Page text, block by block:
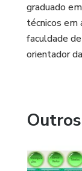
graduado
técnicos em
faculdade
orientador